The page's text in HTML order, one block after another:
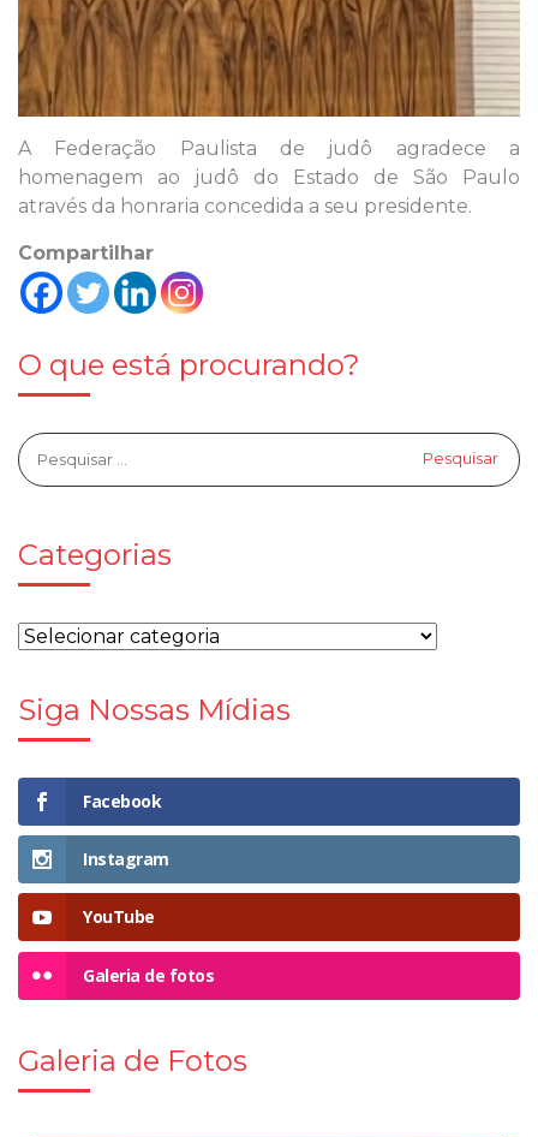
A Federação Paulista de judô agradece a
homenagem ao judô do Estado de São Paulo
através da honraria concedida a seu presidente.
Compartilhar
O que está procurando?
Categorias
Siga Nossas Mídias
Facebook
Instagram
YouTube
Galeria de fotos
Galeria de Fotos